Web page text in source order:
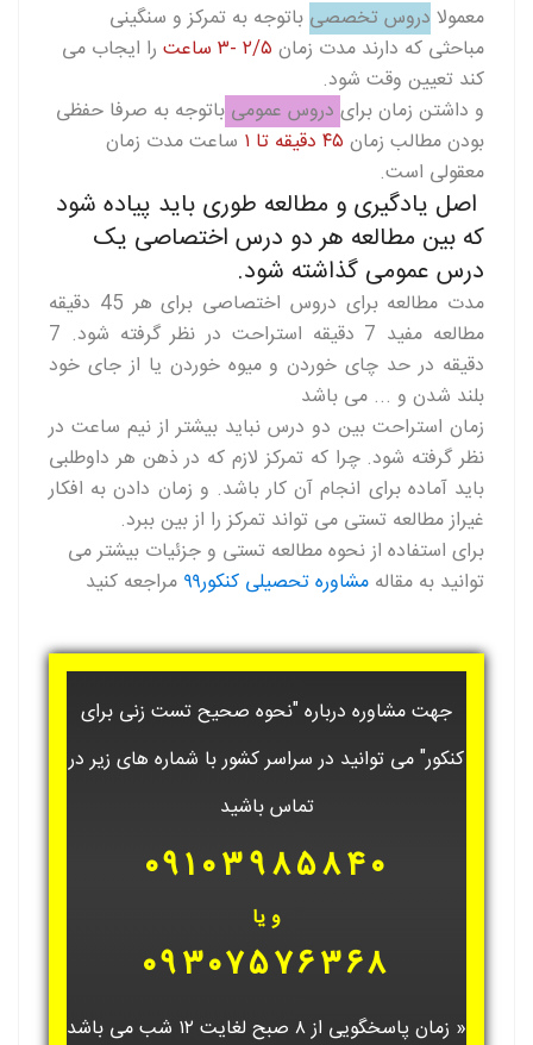
معمولا دروس تخصصی باتوجه به تمرکز و سنگینی
مباحثی که دارند مدت زمان ۲/۵ -۳ ساعت
را ایجاب می
کند تعیین وقت شود.
و داشتن زمان برای دروس عمومی باتوجه به صرفا حفظی
بودن مطالب زمان ۴۵ دقیقه تا ۱
ساعت مدت زمان
معقولی است.
اصل یادگیری و مطالعه طوری باید پیاده شود
که بین مطالعه هر دو درس اختصاصی یک
درس عمومی گذاشته شود.
مدت مطالعه برای دروس اختصاصی برای هر 45 دقیقه
مطالعه مفید 7 دقیقه استراحت در نظر گرفته شود. 7
دقیقه در حد چای خوردن و میوه خوردن یا از جای خود
بلند شدن و ... می باشد
زمان استراحت بین دو درس نباید بیشتر از نیم ساعت در
نظر گرفته شود. چرا که تمرکز لازم که در ذهن هر داوطلبی
باید آماده برای انجام آن کار باشد. و زمان دادن به افکار
غیراز مطالعه تستی می تواند تمرکز را از بین ببرد.
برای استفاده از نحوه مطالعه تستی و جزئیات بیشتر می
توانید به مقاله مشاوره تحصیلی کنکور۹۹ مراجعه کنید
جهت مشاوره درباره "نحوه صحیح تست زنی برای
کنکور" می توانید در سراسر کشور با شماره های زیر در
تماس باشید
۰۹۱۰۳۹۸۵۸۴۰
و یا
۰۹۳۰۷۵۷۶۳۶۸
« زمان پاسخگویی از ۸ صبح لغایت ۱۲ شب می باشد